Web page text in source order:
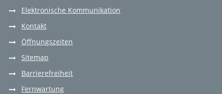
Elektronische Kommunikation
Kontakt
Öffnungszeiten
Sitemap
Barrierefreiheit
Fernwartung